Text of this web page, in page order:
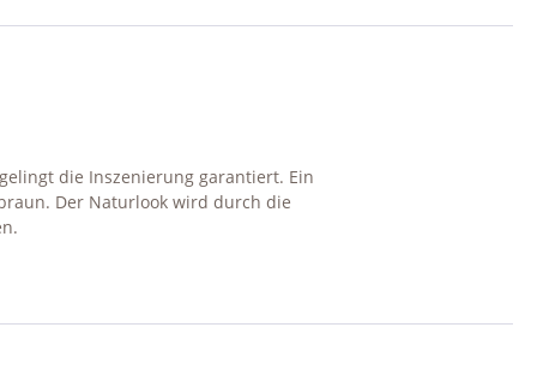
die Inszenierung garantiert. Ein
Der Naturlook wird durch die